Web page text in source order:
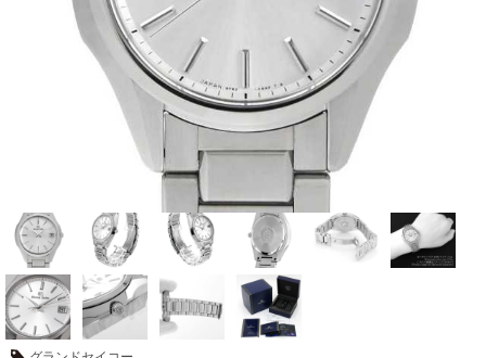
オーデマピゲ ウブロ カルティエ
グランド
セイコー
オメガ